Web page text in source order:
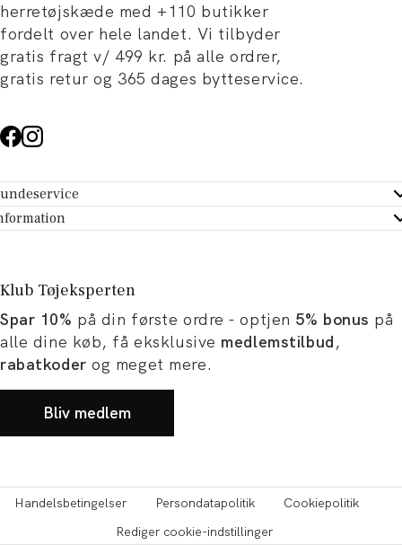
herretøjskæde med +110 butikker
fordelt over hele landet. Vi tilbyder
gratis fragt v/ 499 kr. på alle ordrer,
gratis retur og 365 dages bytteservice.
- Hjælpecenter
dit køb
Tøjeksperten
og artikler
og karriere
Klub Tøjeksperten
Spar 10% på din første ordre - optjen 5% bonus på
alle dine køb, få eksklusive medlemstilbud,
rabatkoder og meget mere.
Bliv medlem
Handelsbetingelser Persondatapolitik
Cookiepolitik
Rediger cookie-indstillinger